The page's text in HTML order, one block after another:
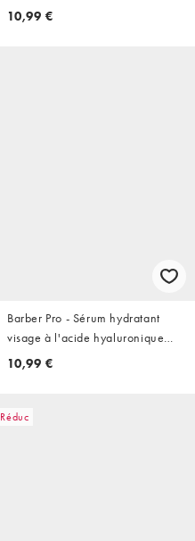
visage - 30 ml
10,99 €
Barber Pro - Sérum hydratant
visage à l'acide hyaluronique
2 % - 30 ml
10,99 €
Réduc